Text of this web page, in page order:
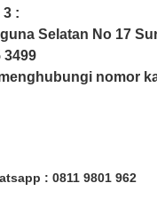
:
Selatan No 17
3499
nomor
: 0811 9801 962